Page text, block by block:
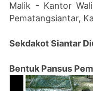
Malik - Kantor
Pematangsiantar,
Sekdakot Siantar
Bentuk Pansus